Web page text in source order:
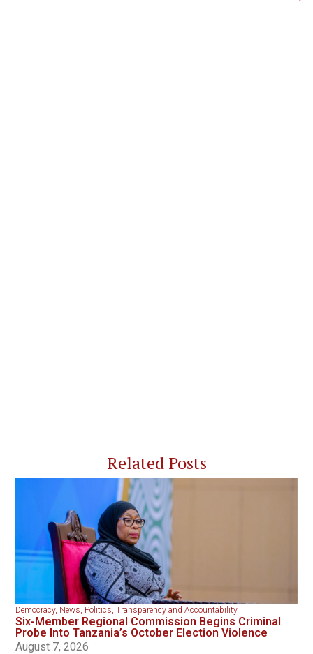
Related Posts
Democracy, News Politics ,Transparency and Accountability
Six-Member Regional Commission Begins Criminal
Probe Into Tanzania’s October Election Violence
August 7, 2026